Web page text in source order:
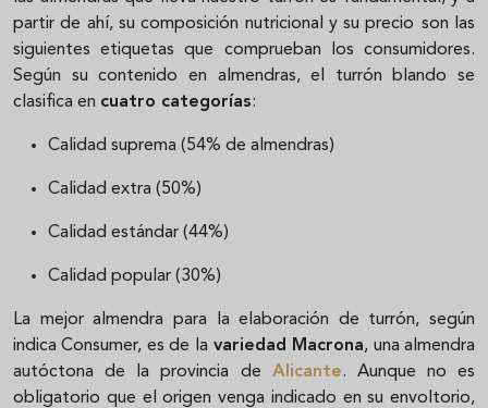
partir de ahí, su composición nutricional y su precio son las
siguientes etiquetas que comprueban los consumidores.
Según su contenido en almendras, el turrón blando se
clasifica en cuatro categorías:
Calidad suprema (54% de almendras)
Calidad extra (50%)
Calidad estándar (44%)
Calidad popular (30%)
La mejor almendra para la elaboración de turrón, según
indica Consumer, es de lavariedad Macrona, una almendra
autóctona de la provincia de Alicante. Aunque no es
obligatorio que el origen venga indicado en su envoltorio,